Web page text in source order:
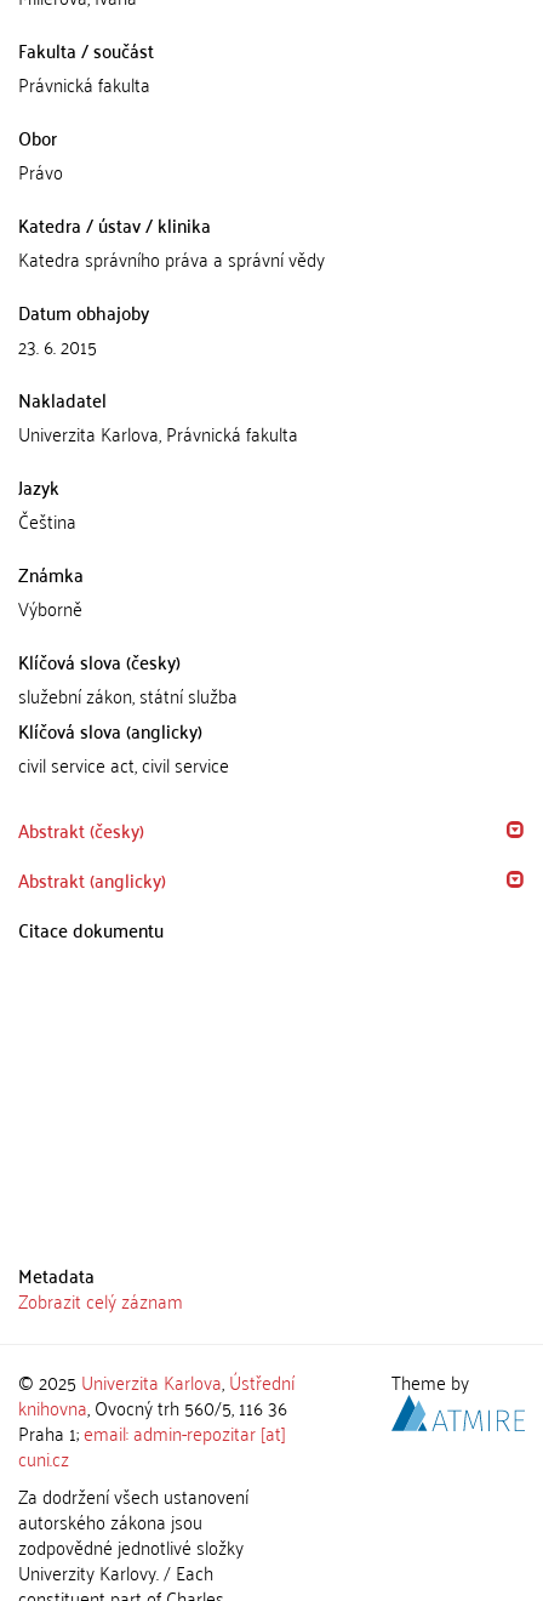
Fakulta / součást
Právnická fakulta
Obor
Právo
Katedra / ústav / klinika
Katedra správního práva a správní vědy
Datum obhajoby
23. 6. 2015
Nakladatel
Univerzita Karlova, Právnická fakulta
Jazyk
Čeština
Známka
Výborně
Klíčová slova (česky)
služební zákon, státní služba
Klíčová slova (anglicky)
civil service act, civil service
Abstrakt (česky)
Abstrakt (anglicky)
Citace dokumentu
Metadata
Zobrazit celý záznam
© 2025 Univerzita Karlova,Ústřední
knihovna, Ovocný trh 560/5, 116 36
Praha 1;email: admin-repozitar [at]
cuni.cz
Za dodržení všech ustanovení
autorského zákona jsou
zodpovědné jednotlivé složky
Univerzity Karlovy. / Each
Theme by